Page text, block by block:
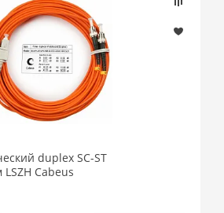
duplex SC-ST
Cabeus